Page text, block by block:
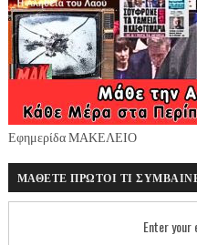
Εφημερίδα ΜΑΚΕΛΕΙΟ
ΜΑΘΕΤΕ ΠΡΩΤΟΙ ΤΙ
Enter your